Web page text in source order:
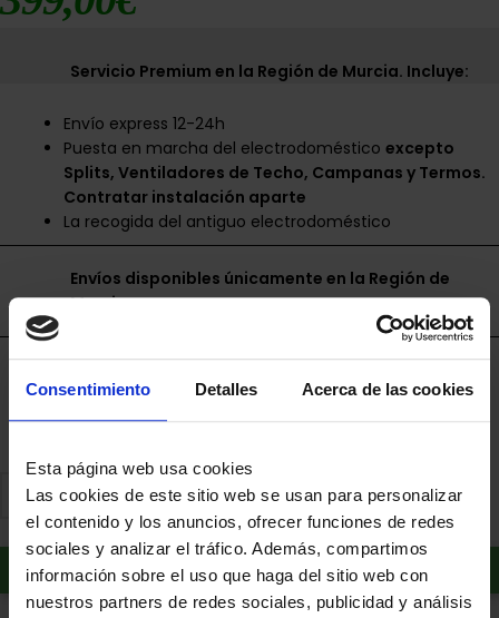
Consentimiento Detalles Acerca de las cookies
Esta página web usa cookies
Las cookies de este sitio web se usan para personalizar
el contenido y los anuncios, ofrecer funciones de redes
sociales y analizar el tráfico. Además, compartimos
información sobre el uso que haga del sitio web con
nuestros partners de redes sociales, publicidad y análisis
Servicio Premium en la Región de Murcia. Incluye:
Envío express 12-24h
Puesta en marcha del electrodomésticoexcepto
Splits, Ventiladores de Techo, Campanas y Termos.
Contratar instalación aparte
La recogida del antiguo electrodoméstico
Envíos disponibles únicamente en la Región de
Murcia.
Añadir al carrito